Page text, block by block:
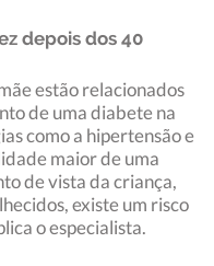
depois dos 40
estão relacionados
de uma diabete na
como a hipertensão e
maior de uma
de vista da criança,
existe um risco
o especialista.